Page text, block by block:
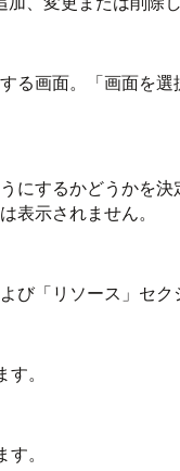
る画面。「画面を
にするかどうかを
表示されません。
び「リソース」セ
。
。